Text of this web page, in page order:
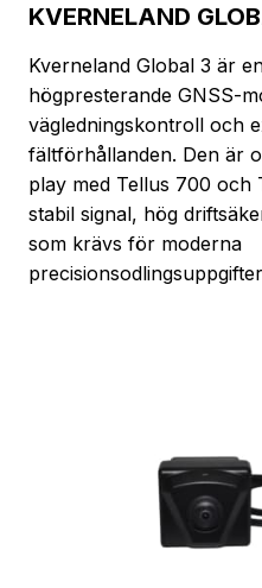
KVERNELAND
Kverneland Global 3 är
högpresterande GNSS-
vägledningskontroll och
fältförhållanden. Den är
play med Tellus 700 och
stabil signal, hög
som krävs för moderna